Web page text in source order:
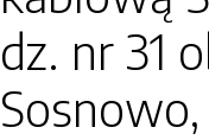
dz. nr 31